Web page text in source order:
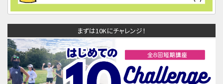
まずは10Kにチャレンジ！